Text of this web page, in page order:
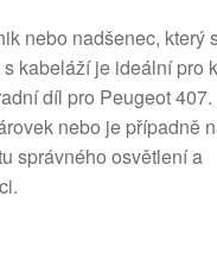
nebo nadšenec, který
kabeláží je ideální pro
díl pro Peugeot 407.
nebo je případně
správného osvětlení a